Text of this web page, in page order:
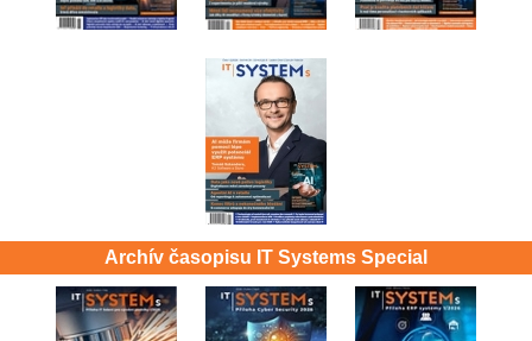
Archív časopisu IT Systems Special